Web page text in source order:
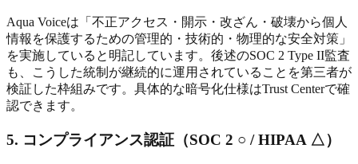
Aqua Voiceは「不正アクセス・開示・改ざん・破壊から個人
情報を保護するための管理的・技術的・物理的な安全対策」
を実施していると明記しています。後述のSOC 2 Type II監査
も、こうした統制が継続的に運用されていることを第三者が
検証した枠組みです。具体的な暗号化仕様はTrust Centerで確
認できます。
5. コンプライアンス認証（SOC 2 ○ / HIPAA △）